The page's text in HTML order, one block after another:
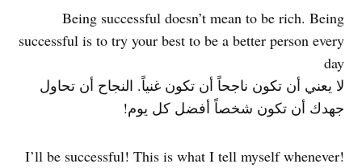
Being successful doesn’t mean to be rich. Being
successful is to try your best to be a better person every
day
لا يعني أن تكون ناجحاً أن تكون غنياً. النجاح أن تحاول
جهدك أن تكون شخصاً أفضل كل يوم!
!I’ll be successful! This is what I tell myself whenever